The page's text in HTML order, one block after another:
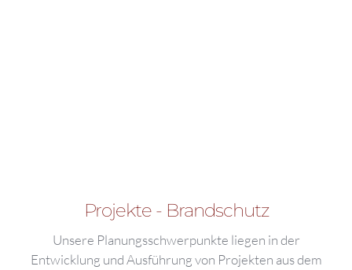
Projekte - Brandschutz
Unsere Planungsschwerpunkte liegen in der
Entwicklung und Ausführung von Projekten aus dem